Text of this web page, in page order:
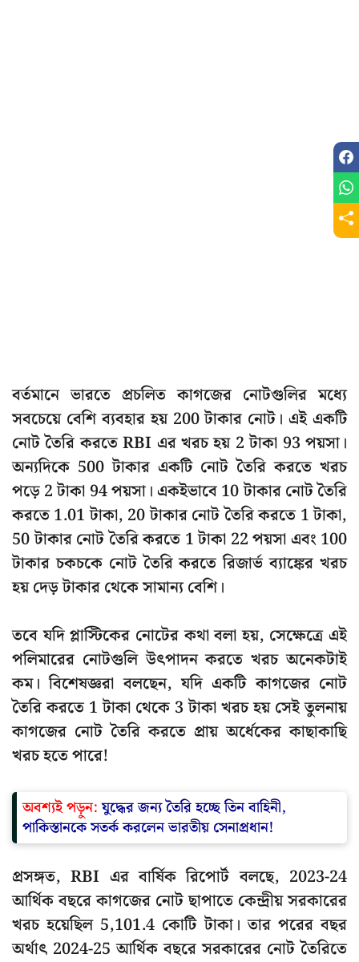
বর্তমানে ভারতে প্রচলিত কাগজের নোটগুলির মধ্যে
সবচেয়ে বেশি ব্যবহার হয় 200 টাকার নোট। এই একটি
নোট তৈরি করতে RBI এর খরচ হয় 2 টাকা 93 পয়সা।
অন্যদিকে 500 টাকার একটি নোট তৈরি করতে খরচ
পড়ে 2 টাকা 94 পয়সা। একইভাবে 10 টাকার নোট তৈরি
করতে 1.01 টাকা, 20 টাকার নোট তৈরি করতে 1 টাকা,
50 টাকার নোট তৈরি করতে 1 টাকা 22 পয়সা এবং 100
টাকার চকচকে নোট তৈরি করতে রিজার্ভ ব্যাঙ্কের খরচ
হয় দেড় টাকার থেকে সামান্য বেশি।
তবে যদি প্লাস্টিকের নোটের কথা বলা হয়, সেক্ষেত্রে এই
পলিমারের নোটগুলি উৎপাদন করতে খরচ অনেকটাই
কম। বিশেষজ্ঞরা বলছেন, যদি একটি কাগজের নোট
তৈরি করতে 1 টাকা থেকে 3 টাকা খরচ হয় সেই তুলনায়
কাগজের নোট তৈরি করতে প্রায় অর্ধেকের কাছাকাছি
খরচ হতে পারে!
অবশ্যই পড়ুন:যুদ্ধের জন্য তৈরি হচ্ছে তিন বাহিনী,
পাকিস্তানকে সতর্ক করলেন ভারতীয় সেনাপ্রধান!
প্রসঙ্গত, RBI এর বার্ষিক রিপোর্ট বলছে, 2023-24
আর্থিক বছরে কাগজের নোট ছাপাতে কেন্দ্রীয় সরকারের
খরচ হয়েছিল 5,101.4 কোটি টাকা। তার পরের বছর
অর্থাৎ 2024-25 আর্থিক বছরে সরকারের নোট তৈরিতে